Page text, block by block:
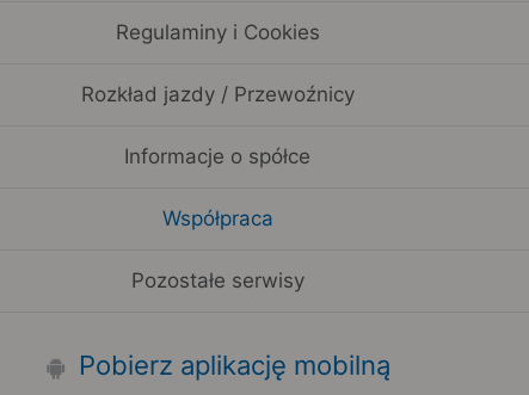
Regulaminy i Cookies
Rozkład jazdy / Przewoźnicy
Informacje o spółce
Współpraca
Pozostałe serwisy
Pobierz aplikację mobilną